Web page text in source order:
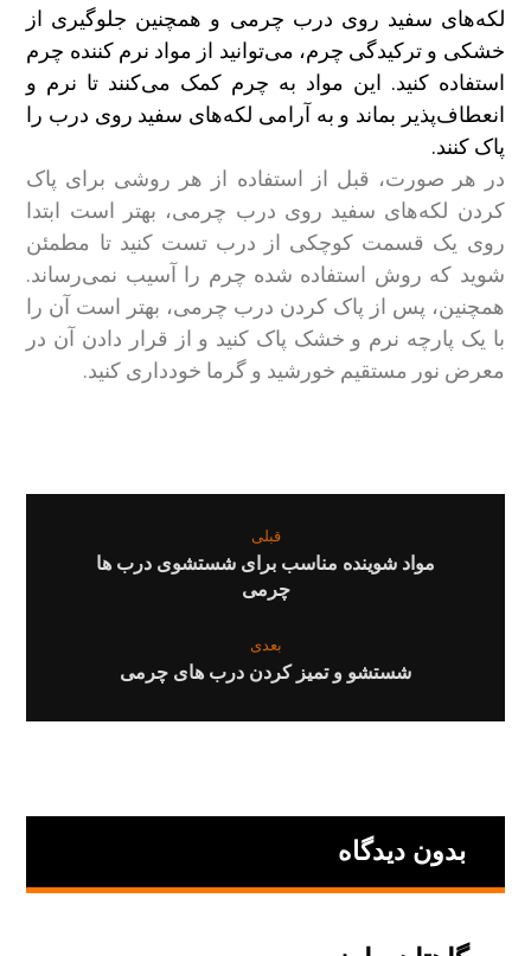
لکه‌های سفید روی درب چرمی و همچنین جلوگیری از
خشکی و ترکیدگی چرم، می‌توانید از مواد نرم کننده چرم
استفاده کنید. این مواد به چرم کمک می‌کنند تا نرم و
انعطاف‌پذیر بماند و به آرامی لکه‌های سفید روی درب را
پاک کنند.
در هر صورت، قبل از استفاده از هر روشی برای پاک
کردن لکه‌های سفید روی درب چرمی، بهتر است ابتدا
روی یک قسمت کوچکی از درب تست کنید تا مطمئن
شوید که روش استفاده شده چرم را آسیب نمی‌رساند.
همچنین، پس از پاک کردن درب چرمی، بهتر است آن را
با یک پارچه نرم و خشک پاک کنید و از قرار دادن آن در
معرض نور مستقیم خورشید و گرما خودداری کنید.
قبلی
مواد شوینده مناسب برای شستشوی درب ها
چرمی
بعدی
شستشو و تمیز کردن درب های چرمی
بدون دیدگاه